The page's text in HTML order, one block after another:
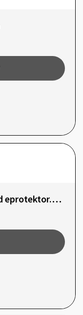
Winter Break! Zgarnij 50zł od eprotektor.com